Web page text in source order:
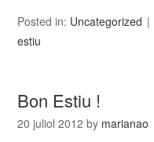
Posted in: Uncategorized
estiu
Bon Estiu !
20 juliol 2012 by marianao